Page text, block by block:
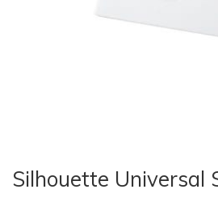
Silhouette Universal